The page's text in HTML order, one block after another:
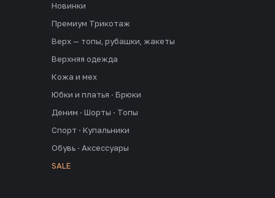
Новинки
Премиум Трикотаж
Верх — топы, рубашки, жакеты
Верхняя одежда
Кожа и мех
Юбки и платья · Брюки
Деним · Шорты · Топы
Спорт · Купальники
Обувь · Аксессуары
SALE